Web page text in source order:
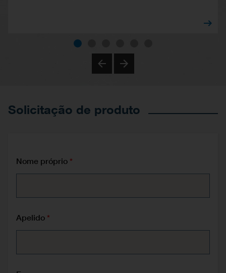
Solicitação de produto
Nome próprio
Apelido